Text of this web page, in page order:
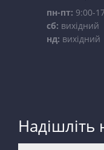
пн-пт: 9:00-
сб: вихідний
нд: вихідний